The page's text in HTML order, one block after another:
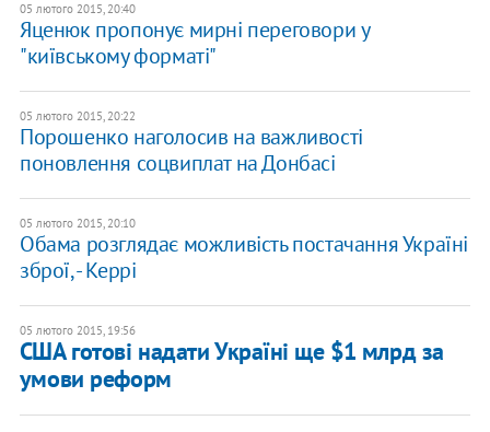
05 лютого 2015, 20:40
Яценюк пропонує мирні переговори у
"київському форматі"
05 лютого 2015, 20:22
Порошенко наголосив на важливості
поновлення соцвиплат на Донбасі
05 лютого 2015, 20:10
Обама розглядає можливість постачання Україні
зброї, - Керрі
05 лютого 2015, 19:56
США готові надати Україні ще $1 млрд за
умови реформ